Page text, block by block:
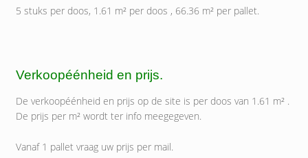
5 stuks per doos, 1.61 m² per doos , 66.36 m² per pallet.
Verkoopéénheid en prijs.
De verkoopéénheid en prijs op de site is per doos van 1.61 m² .
De prijs per m² wordt ter info meegegeven.
Vanaf 1 pallet vraag uw prijs per mail.